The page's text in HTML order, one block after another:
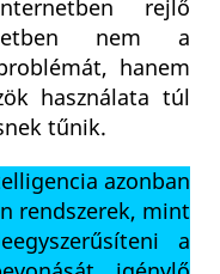
rejlő
nem a
hanem
használata túl
tűnik.
azonban
rendszerek, mint
a